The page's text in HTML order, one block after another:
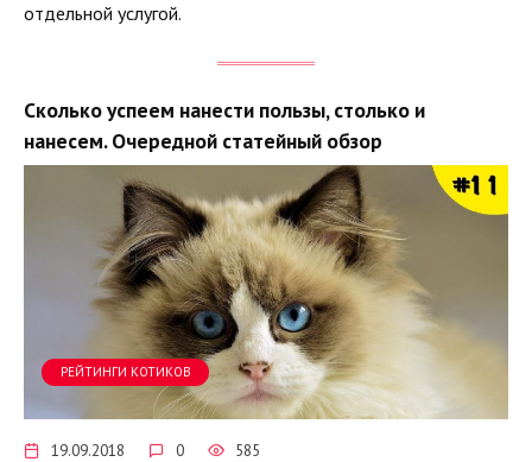
отдельной услугой.
Сколько успеем нанести пользы, столько и
нанесем. Очередной статейный обзор
РЕЙТИНГИ КОТИКОВ
19.09.2018 0 585